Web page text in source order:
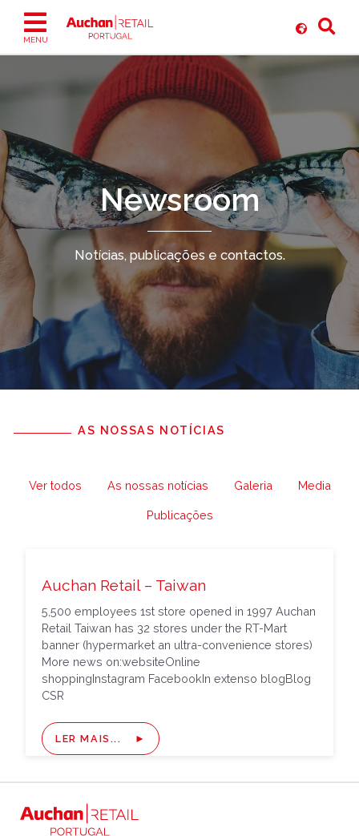
conteúdo
MENU
Newsroom
Notícias, publicações e contactos.
AS NOSSAS NOTÍCIAS
Ver todos As nossas notícias Galeria Media
Publicações
Auchan Retail – Taiwan
5,500 employees 1st store opened in 1997 Auchan
Retail Taiwan has 32 stores under the RT-Mart
banner (hypermarket an ultra-convenience stores)
More news on:websiteOnline
shoppingInstagram FacebookIn extenso blogBlog
CSR
LER MAIS...